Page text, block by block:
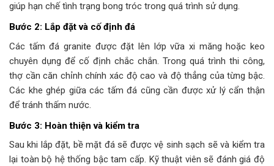
giúp hạn chế tình trạng bong tróc trong quá trình sử dụng.
Bước 2: Lắp đặt và cố định đá
Các tấm đá granite được đặt lên lớp vữa xi măng hoặc keo
chuyên dụng để cố định chắc chắn. Trong quá trình thi công,
thợ cần căn chỉnh chính xác độ cao và độ thẳng của từng bậc.
Các khe ghép giữa các tấm đá cũng cần được xử lý cẩn thận
để tránh thấm nước.
Bước 3: Hoàn thiện và kiểm tra
Sau khi lắp đặt, bề mặt đá sẽ được vệ sinh sạch sẽ và kiểm tra
lại toàn bộ hệ thống bậc tam cấp. Kỹ thuật viên sẽ đánh giá độ